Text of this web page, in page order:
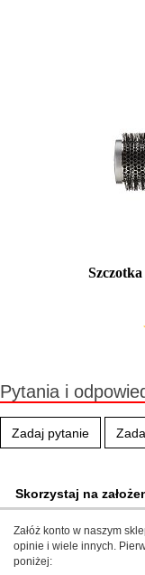
Pytania i
Zadaj pytanie
Skorzystaj na
Załóż konto w naszym
opinie i wiele innych.
poniżej: